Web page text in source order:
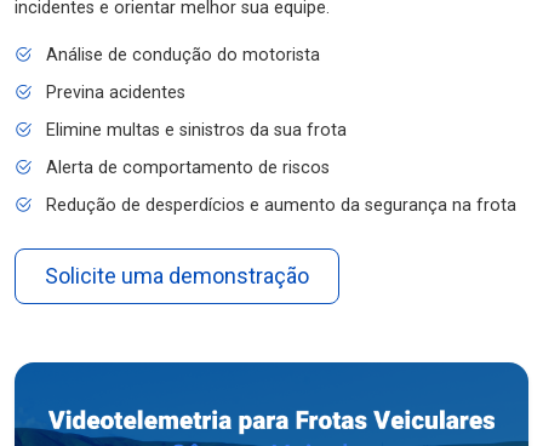
incidentes e orientar melhor sua equipe.
Análise de condução do motorista
Previna acidentes
Elimine multas e sinistros da sua frota
Alerta de comportamento de riscos
Redução de desperdícios e aumento da segurança na frota
Solicite uma demonstração